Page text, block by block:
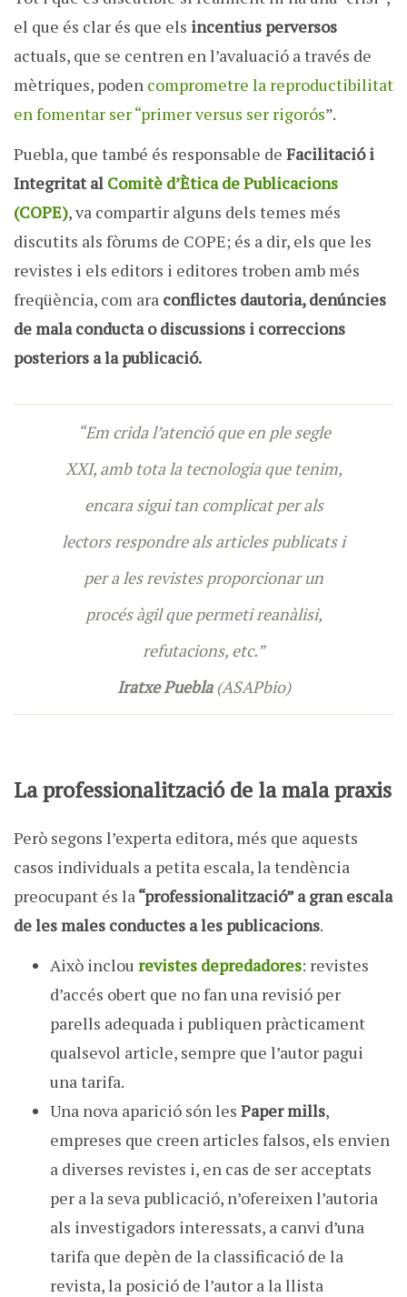
el que és clar és que els incentius perversos
actuals, que se centren en l’avaluació a través de
mètriques, poden comprometre la reproductibilitat
en fomentar ser “primer versus ser rigorós”.
Puebla, que també és responsable de Facilitació i
Integritat al Comitè d’Ètica de Publicacions
(COPE), va compartir alguns dels temes més
discutits als fòrums de COPE; és a dir, els que les
revistes i els editors i editores troben amb més
freqüència, com ara conflictes dautoria, denúncies
de mala conducta o discussions i correccions
posteriors a la publicació.
“Em crida l’atenció que en ple segle
XXI, amb tota la tecnologia que tenim,
encara sigui tan complicat per als
lectors respondre als articles publicats i
per a les revistes proporcionar un
procés àgil que permeti reanàlisi,
refutacions, etc.”
Iratxe Puebla (ASAPbio)
La professionalització de la mala praxis
Però segons l’experta editora, més que aquests
casos individuals a petita escala, la tendència
preocupant és la “professionalització” a gran escala
de les males conductes a les publicacions.
Això inclou revistes depredadores: revistes
d’accés obert que no fan una revisió per
parells adequada i publiquen pràcticament
qualsevol article, sempre que l’autor pagui
una tarifa.
Una nova aparició són les Paper mills,
empreses que creen articles falsos, els envien
a diverses revistes i, en cas de ser acceptats
per a la seva publicació, n’ofereixen l’autoria
als investigadors interessats, a canvi d’una
tarifa que depèn de la classificació de la
revista, la posició de l’autor a la llista